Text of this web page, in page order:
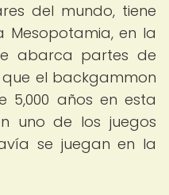
del mundo, tiene
Mesopotamia, en la
abarca partes de
que el backgammon
5,000 años en esta
uno de los juegos
se juegan en la